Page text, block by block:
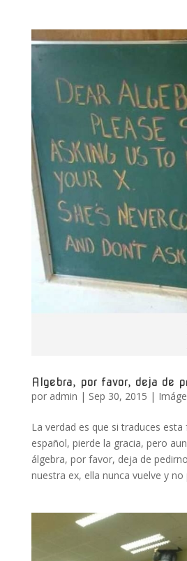
Algebra, por favor, deja de
por admin | Sep 30, 2015 |
La verdad es que si traduces esta
español, pierde la gracia, pero
álgebra, por favor, deja de
nuestra ex, ella nunca vuelve y no